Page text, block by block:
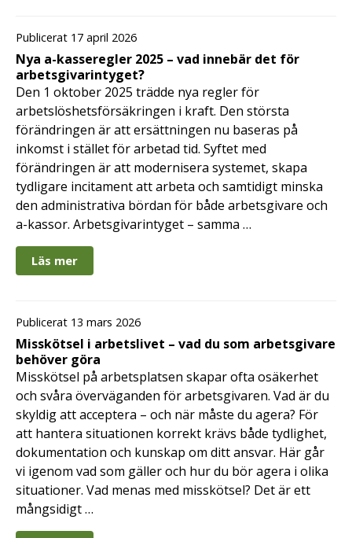
Publicerat 17 april 2026
Nya a-kasseregler 2025 – vad innebär det för
arbetsgivarintyget?
Den 1 oktober 2025 trädde nya regler för
arbetslöshetsförsäkringen i kraft. Den största
förändringen är att ersättningen nu baseras på
inkomst i stället för arbetad tid. Syftet med
förändringen är att modernisera systemet, skapa
tydligare incitament att arbeta och samtidigt minska
den administrativa bördan för både arbetsgivare och
a-kassor. Arbetsgivarintyget – samma …
Läs mer
Publicerat 13 mars 2026
Misskötsel i arbetslivet – vad du som arbetsgivare
behöver göra
Misskötsel på arbetsplatsen skapar ofta osäkerhet
och svåra överväganden för arbetsgivaren. Vad är du
skyldig att acceptera – och när måste du agera? För
att hantera situationen korrekt krävs både tydlighet,
dokumentation och kunskap om ditt ansvar. Här går
vi igenom vad som gäller och hur du bör agera i olika
situationer. Vad menas med misskötsel? Det är ett
mångsidigt …